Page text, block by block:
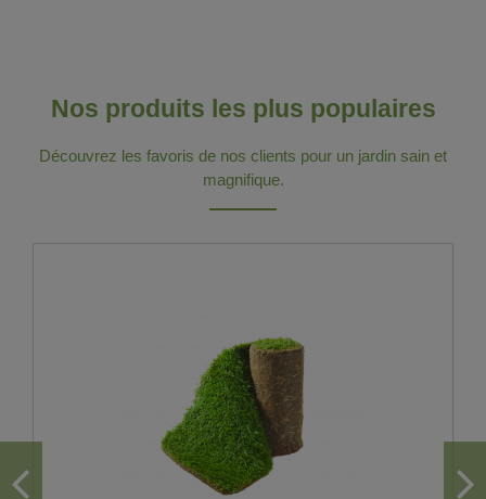
Nos produits les plus populaires
Découvrez les favoris de nos clients pour un jardin sain et
magnifique.